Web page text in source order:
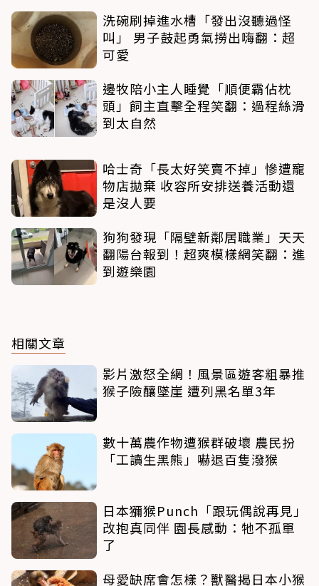
洗碗刷掉進水槽「發出沒聽過怪
叫」 男子鼓起勇氣撈出嗨翻：超
可愛
邊牧陪小主人睡覺「順便霸佔枕
頭」飼主直擊全程笑翻：過程絲滑
到太自然
哈士奇「長太好笑賣不掉」慘遭寵
物店拋棄 收容所安排送養活動還
是沒人要
狗狗發現「隔壁新鄰居職業」天天
翻陽台報到！超爽模樣網笑翻：進
到遊樂園
相關文章
影片激怒全網！風景區遊客粗暴推
猴子險釀墜崖 遭列黑名單3年
數十萬農作物遭猴群破壞 農民扮
「工讀生黑熊」嚇退百隻潑猴
日本獼猴Punch「跟玩偶說再見」
改抱真同伴 園長感動：牠不孤單
了
母愛缺席會怎樣？獸醫揭日本小猴